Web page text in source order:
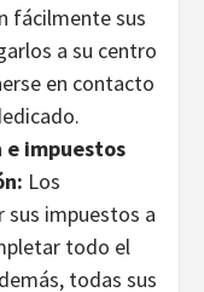
fácilmente sus
a su centro
en contacto
e impuestos
Los
sus impuestos a
todo el
todas sus